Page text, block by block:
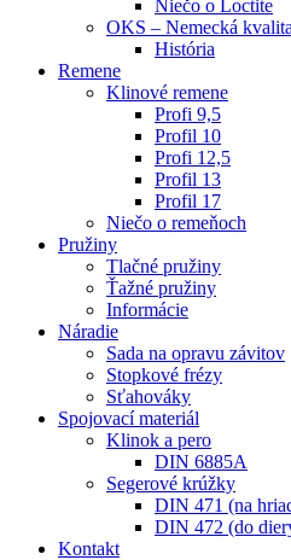
Niečo o Loctite
OKS – Nemecká kvalita
História
Remene
Klinové remene
Profi 9,5
Profil 10
Profi 12,5
Profil 13
Profil 17
Niečo o remeňoch
Pružiny
Tlačné pružiny
Ťažné pružiny
Informácie
Náradie
Sada na opravu závitov
Stopkové frézy
Sťahováky
Spojovací materiál
Klinok a pero
DIN 6885A
Segerové krúžky
DIN 471 (na
DIN 472 (do
Kontakt